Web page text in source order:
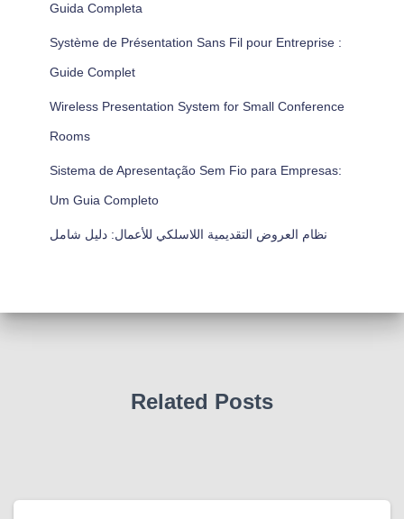
Guida Completa
Système de Présentation Sans Fil pour Entreprise :
Guide Complet
Wireless Presentation System for Small Conference
Rooms
Sistema de Apresentação Sem Fio para Empresas:
Um Guia Completo
نظام العروض التقديمية اللاسلكي للأعمال: دليل شامل
Related Posts